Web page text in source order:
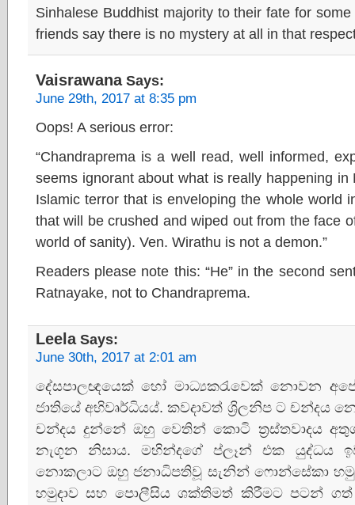
Sinhalese Buddhist majority to their fate for
friends say there is no mystery at all in that
VaisrawanaSays:
June 29th, 2017 at 8:35 pm
Oops! A serious error:
“Chandraprema is a well read, well informed,
seems ignorant about what is really happening
Islamic terror that is enveloping the whole world
that will be crushed and wiped out from the face
world of sanity). Ven. Wirathu is not a demon.”
Readers please note this: “He” in the second
Ratnayake, not to Chandraprema.
LeelaSays:
June 30th, 2017 at 2:01 am
දේසපාලඥයෙක් හෝ මාධ්‍යකරැවෙක් නොවන
ජාතියේ අභිවෘර්ධියය්. කවදාවත් ශ්‍රිලනිප ට චන්දය
චන්දය දුන්නේ ඔහු වෙතින් කොටි ත්‍රස්තවාදය
නැගූන නිසාය. මහින්දගේ ප්ලෑන් එක යුද්ධය
නොකලාට ඔහු ජනාධිපතිවූ සැනින් ෆොන්සේකා
හමුදාව සහ පොලීසිය ශක්තිමත් කිරීමට පටන්